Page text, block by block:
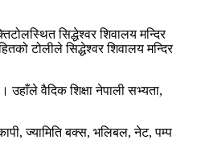
सिद्धेश्वर शिवालय मन्दिर
टोलीले सिद्धेश्वर शिवालय मन्दिर
उहाँले वैदिक शिक्षा नेपाली सभ्यता,
ज्यामिति बक्स, भलिबल, नेट, पम्प